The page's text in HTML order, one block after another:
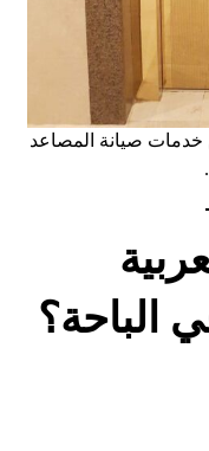
خدمات صيانة المصاعد
الباحة؟